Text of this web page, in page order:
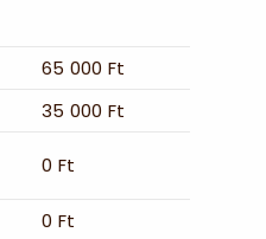
65 000 Ft
35 000 Ft
0 Ft
0 Ft